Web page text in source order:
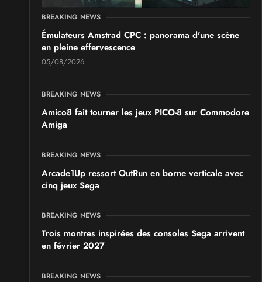
BREAKING NEWS
Émulateurs Amstrad CPC : panorama d'une scène
en pleine effervescence
05/08/2026
BREAKING NEWS
Amico8 fait tourner les jeux PICO-8 sur Commodore
Amiga
BREAKING NEWS
Arcade1Up ressort OutRun en borne verticale avec
cinq jeux Sega
BREAKING NEWS
Trois montres inspirées des consoles Sega arrivent
en février 2027
BREAKING NEWS